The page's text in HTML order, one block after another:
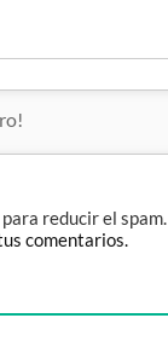
reducir el spam.
comentarios.